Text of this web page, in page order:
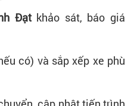
Đạtkhảo sát, báo giá
có) và sắp xếp xe phù